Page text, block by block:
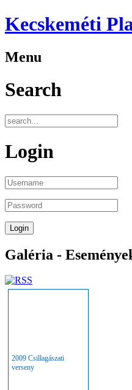
Kecskeméti
Menu
Search
Login
Galéria -
2009 Csillagászati
verseny